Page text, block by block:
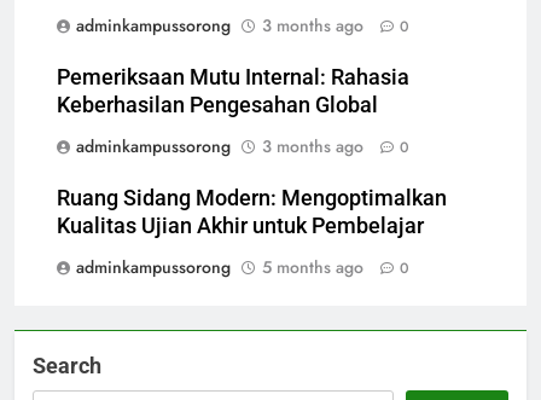
adminkampussorong
3 months ago 0
Pemeriksaan Mutu Internal: Rahasia
Keberhasilan Pengesahan Global
adminkampussorong
3 months ago 0
Ruang Sidang Modern: Mengoptimalkan
Kualitas Ujian Akhir untuk Pembelajar
adminkampussorong
5 months ago 0
Search